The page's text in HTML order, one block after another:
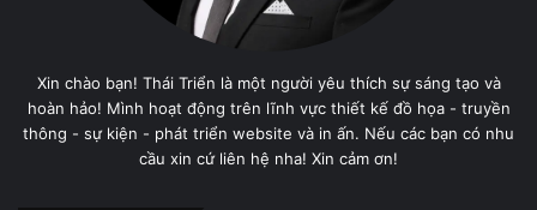
Xin chào bạn! Thái Triển là một người yêu thích sự sáng tạo và
hoàn hảo! Mình hoạt động trên lĩnh vực thiết kế đồ họa - truyền
thông - sự kiện - phát triển website và in ấn. Nếu các bạn có nhu
cầu xin cứ liên hệ nha! Xin cảm ơn!